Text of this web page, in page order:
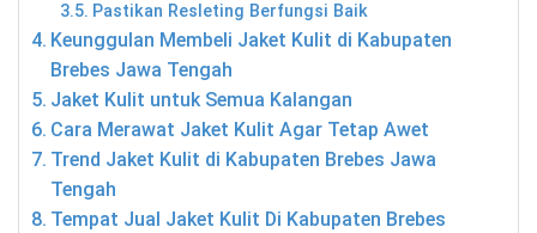
Pastikan Resleting Berfungsi Baik
Keunggulan Membeli Jaket Kulit di Kabupaten
Brebes Jawa Tengah
Jaket Kulit untuk Semua Kalangan
Cara Merawat Jaket Kulit Agar Tetap Awet
Trend Jaket Kulit di Kabupaten Brebes Jawa
Tengah
Tempat Jual Jaket Kulit Di Kabupaten Brebes